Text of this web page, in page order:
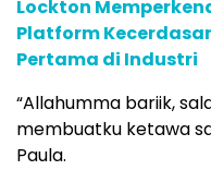
Lockton
Platform
Pertama di Industri
“Allahumma bariik,
membuatku ketawa
Paula.